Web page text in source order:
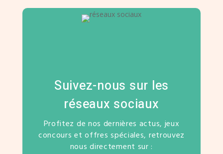
Suivez-nous sur les
réseaux sociaux
Profitez de nos dernières actus, jeux
concours et offres spéciales, retrouvez
nous directement sur :